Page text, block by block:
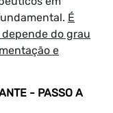
É
do grau
e
- PASSO A